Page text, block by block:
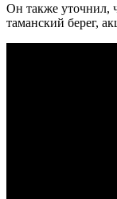
Он также уточнил,
таманский берег,